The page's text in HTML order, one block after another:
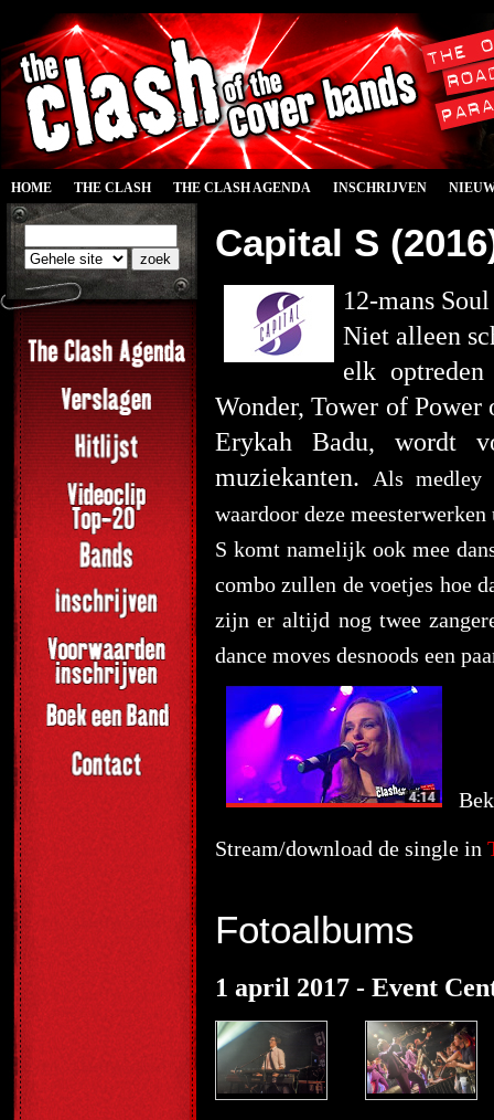
HOME THE CLASH THE CLASH AGENDA INSCHRIJVEN
Capital S
12-mans
Niet alleen
elk
Wonder, Tower of
Erykah Badu, wordt
muziekanten.
Als medley
waardoor deze
S komt namelijk ook mee
combo zullen de voetjes hoe
zijn er altijd nog twee
dance moves desnoods een
Stream/download de single in
Fotoalbums
1 april 2017 - Event